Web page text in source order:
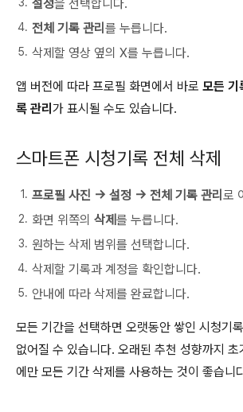
설정을 선택합니다.
전체 기록 관리 를 누릅니다.
삭제할 영상 옆의 X를 누릅니다.
앱 버전에 따라 프로필 화면에서 바로 모든 기
록 관리 가 표시될 수도 있습니다.
스마트폰 시청기록 전체 삭제
프로필 사진 → 설정 → 전체 기록 관리 로
화면 위쪽의 삭제 를 누릅니다.
원하는 삭제 범위를 선택합니다.
삭제할 기록과 계정을 확인합니다.
안내에 따라 삭제를 완료합니다.
모든 기간을 선택하면 오랫동안 쌓인 시청기
없어질 수 있습니다. 오래된 추천 성향까지
에만 모든 기간 삭제를 사용하는 것이 좋습니